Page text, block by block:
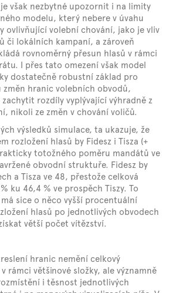
však nezbytné upozornit i na limity
modelu, který nebere v úvahu
ovlivňující volební chování, jako je vliv
či lokálních kampaní, a zároveň
rovnoměrný přesun hlasů v rámci
I přes tato omezení však model
dostatečně robustní základ pro
změn hranic volebních obvodů,
rozdíly vyplývající výhradně z
nikoli ze změn v chování voličů.
výsledků simulace, ta ukazuje, že
rozložení hlasů by Fidesz i Tisza (+
totožného poměru mandátů ve
obvodní struktuře. Fidesz by
a Tisza ve 48, přestože celková
ku 46,4 % ve prospěch Tiszy. To
má sice o něco vyšší procentuální
hlasů po jednotlivých obvodech
větší počet vítězství.
hranic nemění celkový
rámci většinové složky, ale významně
i těsnost jednotlivých